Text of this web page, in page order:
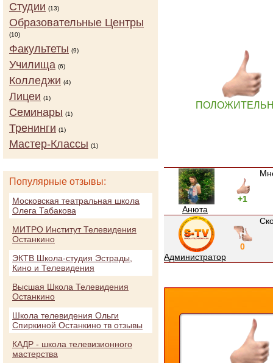
Анюта
+1
Администратор
0
Студии (13)
Образовательные Центры
(10)
Факультеты (9)
Училища (6)
Колледжи (4)
Лицеи (1)
Семинары (1)
Тренинги (1)
Мастер-Классы (1)
Популярные отзывы:
Московская театральная школа
Олега Табакова
МИТРО Институт Телевидения
Останкино
ЭКТВ Школа-студия Эстрады,
Кино и Телевидения
Высшая Школа Телевидения
Останкино
Школа телевидения Ольги
Спиркиной Останкино тв отзывы
КАДР - школа телевизионного
мастерства